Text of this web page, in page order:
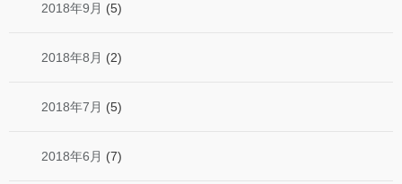
2018年9月 (5)
2018年8月 (2)
2018年7月 (5)
2018年6月 (7)